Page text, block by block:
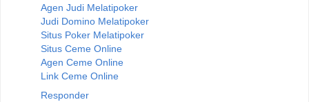
Agen Judi Melatipoker
Judi Domino Melatipoker
Situs Poker Melatipoker
Situs Ceme Online
Agen Ceme Online
Link Ceme Online
Responder